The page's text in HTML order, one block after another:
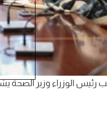
رئيس الوزراء وزير الصحة